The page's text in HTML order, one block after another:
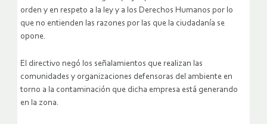
orden y en respeto a la ley y a los Derechos Humanos por lo
que no entienden las razones por las que la ciudadanía se
opone.
El directivo negó los señalamientos que realizan las
comunidades y organizaciones defensoras del ambiente en
torno a la contaminación que dicha empresa está generando
en la zona.